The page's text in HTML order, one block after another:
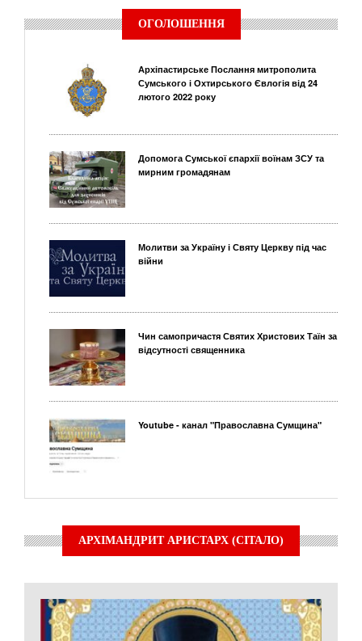
ОГОЛОШЕННЯ
Архіпастирське Послання митрополита
Сумського і Охтирського Євлогія від 24
лютого 2022 року
Допомога Сумської єпархії воїнам ЗСУ та
мирним громадянам
Молитви за Україну і Святу Церкву під час
війни
Чин самопричастя Святих Христових Таїн за
відсутності священника
Youtube - канал "Православна Сумщина"
АРХІМАНДРИТ АРИСТАРХ (СІТАЛО)